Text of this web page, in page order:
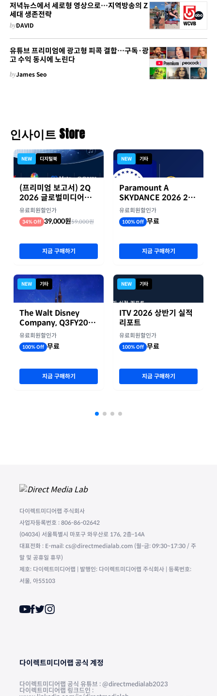
저녁뉴스에서 세로형 영상으로…지역방송의 Z
세대 생존전략
byDAVID
유튜브 프리미엄에 광고형 피콕 결합…구독·광
고 수익 동시에 노린다
byJames Seo
인사이트 Store
NEW 디지털북
(프리미엄 보고서) 2Q
2026 글로벌미디어기
업 실적 종합 보고서
유료회원할인가
34% Off 39,000원59,000원
지금 구매하기
NEW 기타
The Walt Disney
Company, Q3FY2026
실적자료
유료회원할인가
100% Off 무료
지금 구매하기
NEW 기타
Paramount A
SKYDANCE 2026 2분
기 실적
유료회원할인가
100% Off 무료
지금 구매하기
NEW 기타
ITV 2026 상반기 실적
리포트
유료회원할인가
100% Off 무료
지금 구매하기
다이렉트미디어랩 주식회사
사업자등록번호 : 806-86-02642
(04034) 서울특별시 마포구 와우산로 176, 2층-14A
대표전화 : E-mail: cs@directmedialab.com (월-금: 09:30~17:30 / 주
말 및 공휴일 휴무)
제호: 다이렉트미디어랩 | 발행인: 다이렉트미디어랩 주식회사 | 등록번호:
서울, 아55103
다이렉트미디어랩 공식 계정
다이렉트미디어랩 공식 유튜브 : @directmedialab2023
다이렉트미디어랩 링크드인 :